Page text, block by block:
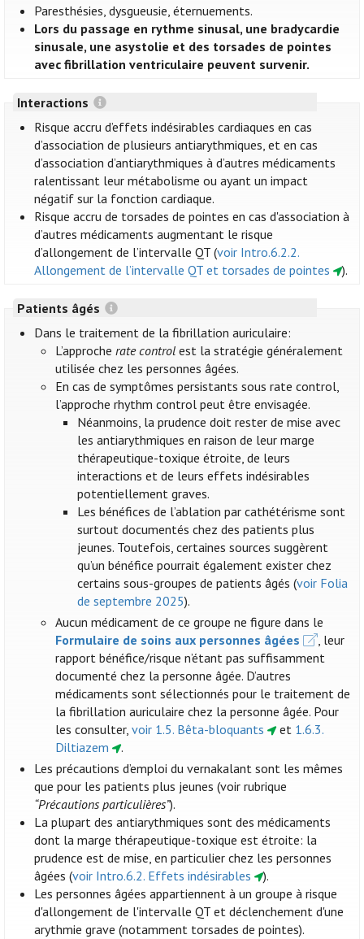
Paresthésies, dysgueusie, éternuements.
Lors du passage en rythme sinusal, une bradycardie
sinusale, une asystolie et des torsades de pointes
avec fibrillation ventriculaire peuvent survenir.
Interactions
Risque accru d’effets indésirables cardiaques en cas
d’association de plusieurs antiarythmiques, et en cas
d’association d’antiarythmiques à d’autres médicaments
ralentissant leur métabolisme ou ayant un impact
négatif sur la fonction cardiaque.
Risque accru de torsades de pointes en cas d'association à
d’autres médicaments augmentant le risque
d’allongement de l’intervalle QT (voir Intro.6.2.2.
Allongement de l’intervalle QT et torsades de pointes
).
Patients âgés
Dans le traitement de la fibrillation auriculaire:
L’approcherate control est la stratégie généralement
utilisée chez les personnes âgées.
En cas de symptômes persistants sous rate control,
l’approche rhythm control peut être envisagée.
Néanmoins, la prudence doit rester de mise avec
les antiarythmiques en raison de leur marge
thérapeutique-toxique étroite, de leurs
interactions et de leurs effets indésirables
potentiellement graves.
Les bénéfices de l’ablation par cathétérisme sont
surtout documentés chez des patients plus
jeunes. Toutefois, certaines sources suggèrent
qu’un bénéfice pourrait également exister chez
certains sous-groupes de patients âgés (voir Folia
de septembre 2025).
Aucun médicament de ce groupe ne figure dans le
Formulaire de soins aux personnes âgées
, leur
rapport bénéfice/risque n’étant pas suffisamment
documenté chez la personne âgée. D’autres
médicaments sont sélectionnés pour le traitement de
la fibrillation auriculaire chez la personne âgée. Pour
les consulter,voir 1.5. Bêta-bloquants et 1.6.3.
Diltiazem
.
Les précautions d’emploi du vernakalant sont les mêmes
que pour les patients plus jeunes (voir rubrique
“Précautions particulières”).
La plupart des antiarythmiques sont des médicaments
dont la marge thérapeutique-toxique est étroite: la
prudence est de mise, en particulier chez les personnes
âgées (voir Intro.6.2. Effets indésirables
).
Les personnes âgées appartiennent à un groupe à risque
d'allongement de l'intervalle QT et déclenchement d'une
arythmie grave (notamment torsades de pointes).